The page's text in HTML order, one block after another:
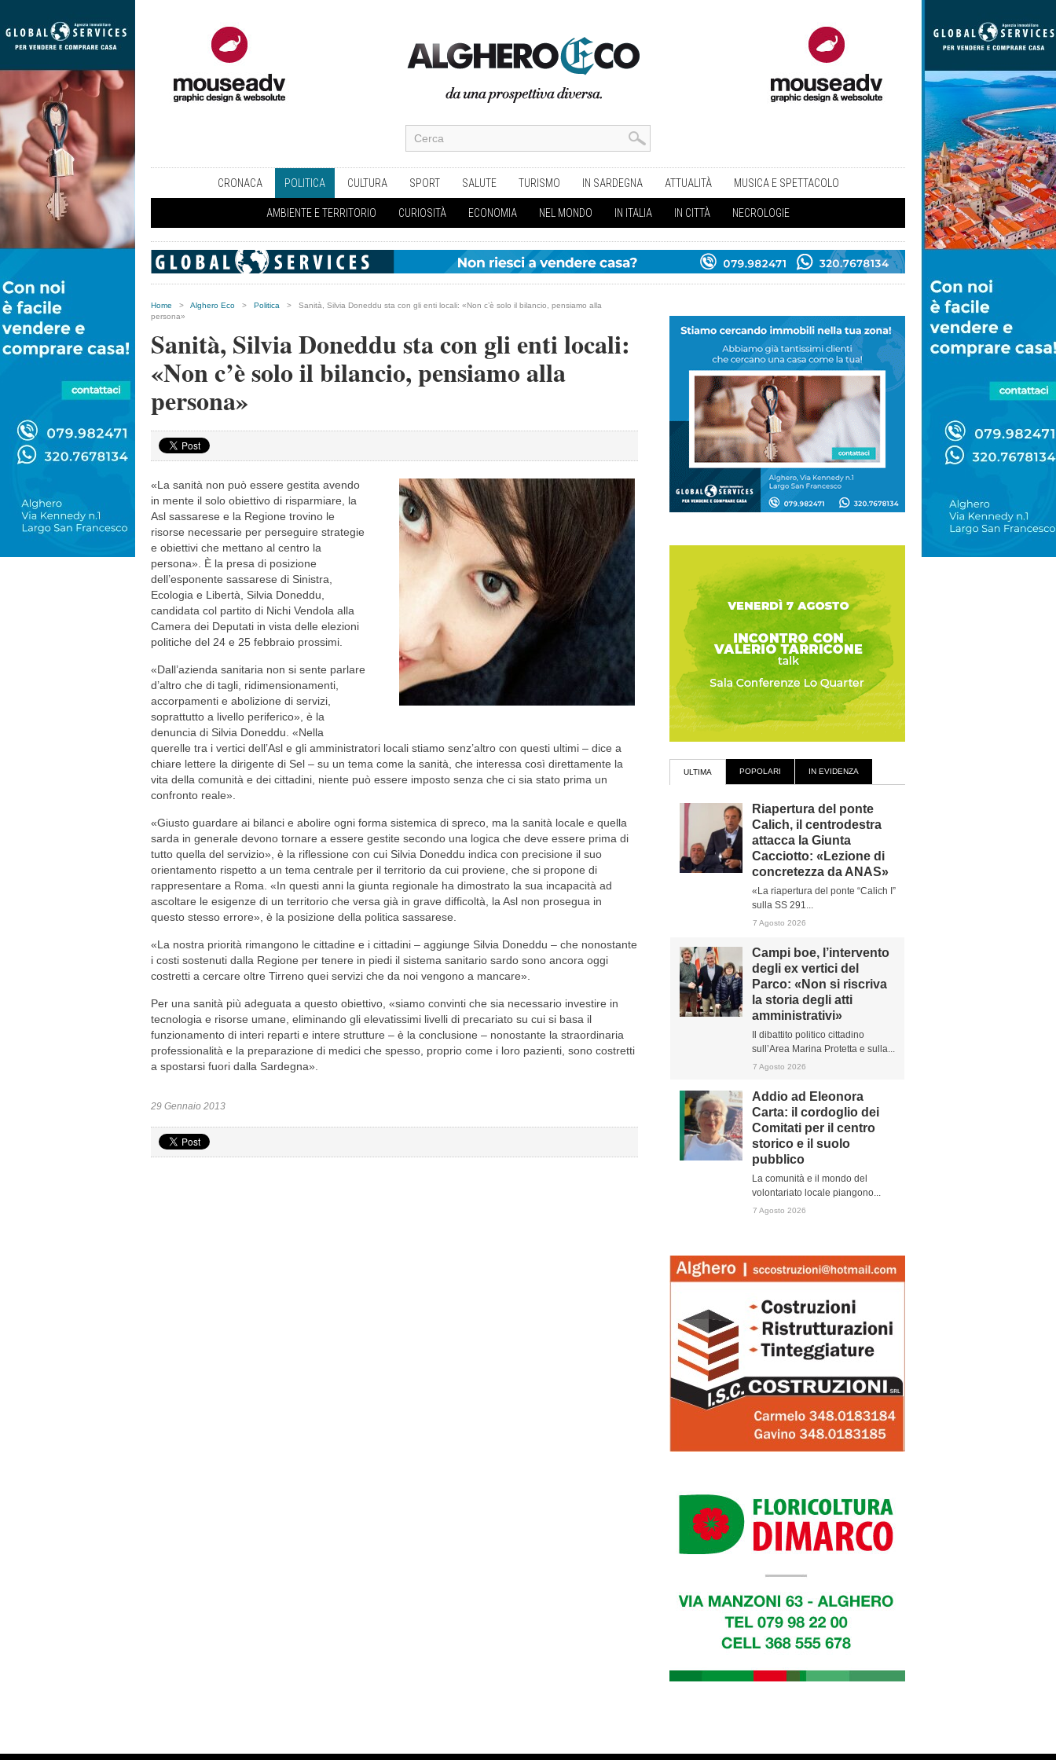
CRONACA POLITICA CULTURA SPORT SALUTE TURISMO IN SARDEGNA ATTUALITÀ MUSICA E SPETTACOLO
AMBIENTE E TERRITORIO CURIOSITÀ ECONOMIA NEL MONDO IN ITALIA IN CITTÀ NECROLOGIE
Home > Alghero Eco > Politica > Sanità, Silvia Doneddu sta con gli enti locali: «Non c’è solo il bilancio, pensiamo alla
persona»
Sanità, Silvia Doneddu sta con gli enti locali:
«Non c’è solo il bilancio, pensiamo alla
persona»
«La sanità non può essere gestita avendo
in mente il solo obiettivo di risparmiare, la
Asl sassarese e la Regione trovino le
risorse necessarie per perseguire strategie
e obiettivi che mettano al centro la
persona». È la presa di posizione
dell’esponente sassarese di Sinistra,
Ecologia e Libertà, Silvia Doneddu,
candidata col partito di Nichi Vendola alla
Camera dei Deputati in vista delle elezioni
politiche del 24 e 25 febbraio prossimi.
«Dall’azienda sanitaria non si sente parlare
d’altro che di tagli, ridimensionamenti,
accorpamenti e abolizione di servizi,
soprattutto a livello periferico», è la
denuncia di Silvia Doneddu. «Nella
querelle tra i vertici dell’Asl e gli amministratori locali stiamo senz’altro con questi ultimi – dice a
chiare lettere la dirigente di Sel – su un tema come la sanità, che interessa così direttamente la
vita della comunità e dei cittadini, niente può essere imposto senza che ci sia stato prima un
confronto reale».
«Giusto guardare ai bilanci e abolire ogni forma sistemica di spreco, ma la sanità locale e quella
sarda in generale devono tornare a essere gestite secondo una logica che deve essere prima di
tutto quella del servizio», è la riflessione con cui Silvia Doneddu indica con precisione il suo
orientamento rispetto a un tema centrale per il territorio da cui proviene, che si propone di
rappresentare a Roma. «In questi anni la giunta regionale ha dimostrato la sua incapacità ad
ascoltare le esigenze di un territorio che versa già in grave difficoltà, la Asl non prosegua in
questo stesso errore», è la posizione della politica sassarese.
«La nostra priorità rimangono le cittadine e i cittadini – aggiunge Silvia Doneddu – che nonostante
i costi sostenuti dalla Regione per tenere in piedi il sistema sanitario sardo sono ancora oggi
costretti a cercare oltre Tirreno quei servizi che da noi vengono a mancare».
Per una sanità più adeguata a questo obiettivo, «siamo convinti che sia necessario investire in
tecnologia e risorse umane, eliminando gli elevatissimi livelli di precariato su cui si basa il
funzionamento di interi reparti e intere strutture – è la conclusione – nonostante la straordinaria
professionalità e la preparazione di medici che spesso, proprio come i loro pazienti, sono costretti
a spostarsi fuori dalla Sardegna».
29 Gennaio 2013
ULTIMA POPOLARI IN EVIDENZA
Riapertura del ponte
Calich, il centrodestra
attacca la Giunta
Cacciotto: «Lezione di
concretezza da ANAS»
«La riapertura del ponte “Calich I”
sulla SS 291...
7 Agosto 2026
Campi boe, l’intervento
degli ex vertici del
Parco: «Non si riscriva
la storia degli atti
amministrativi»
Il dibattito politico cittadino
sull’Area Marina Protetta e sulla...
7 Agosto 2026
Addio ad Eleonora
Carta: il cordoglio dei
Comitati per il centro
storico e il suolo
pubblico
La comunità e il mondo del
volontariato locale piangono...
7 Agosto 2026